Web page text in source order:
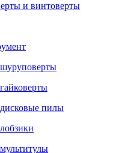
и винтоверты
пилы